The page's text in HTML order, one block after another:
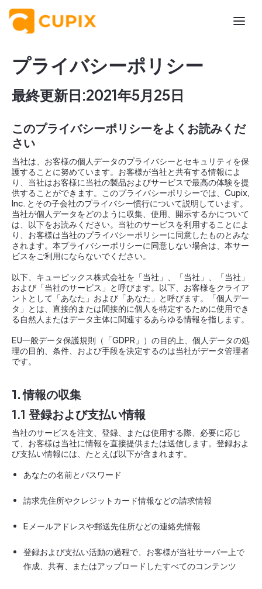
プライバシーポリシー
最終更新日:2021年5月25日
このプライバシーポリシーをよくお読みくだ
さい
当社は、お客様の個人データのプライバシーとセキュリティを保
護することに努めています。お客様が当社と共有する情報によ
り、当社はお客様に当社の製品およびサービスで最高の体験を提
供することができます。このプライバシーポリシーでは、Cupix,
Inc. とその子会社のプライバシー慣行について説明しています。
当社が個人データをどのように収集、使用、開示するかについて
は、以下をお読みください。当社のサービスを利用することによ
り、お客様は当社のプライバシーポリシーに同意したものとみな
されます。本プライバシーポリシーに同意しない場合は、本サー
ビスをご利用にならないでください。
以下、キューピックス株式会社を「当社」、「当社」、「当社」
および「当社のサービス」と呼びます。以下、お客様をクライア
ントとして「あなた」および「あなた」と呼びます。「個人デー
タ」とは、直接的または間接的に個人を特定するために使用でき
る自然人またはデータ主体に関連するあらゆる情報を指します。
EU一般データ保護規則（「GDPR」）の目的上、個人データの処
理の目的、条件、および手段を決定するのは当社がデータ管理者
です。
1. 情報の収集
1.1 登録および支払い情報
当社のサービスを注文、登録、または使用する際、必要に応じ
て、お客様は当社に情報を直接提供または送信します。登録およ
び支払い情報には、たとえば以下が含まれます。
あなたの名前とパスワード
請求先住所やクレジットカード情報などの請求情報
Eメールアドレスや郵送先住所などの連絡先情報
登録および支払い活動の過程で、お客様が当社サーバー上で
作成、共有、またはアップロードしたすべてのコンテンツ